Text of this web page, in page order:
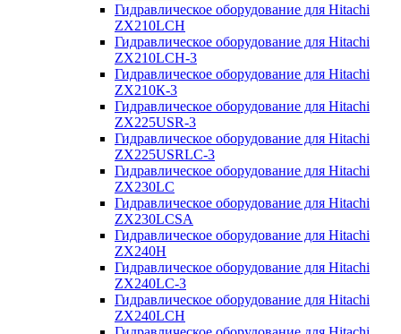
Гидравлическое оборудование для Hitachi
ZX210LCH
Гидравлическое оборудование для Hitachi
ZX210LCH-3
Гидравлическое оборудование для Hitachi
ZX210К-3
Гидравлическое оборудование для Hitachi
ZX225USR-3
Гидравлическое оборудование для Hitachi
ZX225USRLC-3
Гидравлическое оборудование для Hitachi
ZX230LC
Гидравлическое оборудование для Hitachi
ZX230LCSA
Гидравлическое оборудование для Hitachi
ZX240H
Гидравлическое оборудование для Hitachi
ZX240LC-3
Гидравлическое оборудование для Hitachi
ZX240LCH